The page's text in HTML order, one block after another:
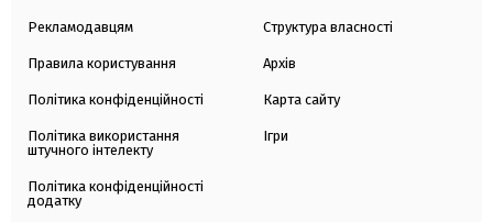
Рекламодавцям
Правила користування
Політика конфіденційності
Політика використання
штучного інтелекту
Політика конфіденційності
додатку
Структура власності
Архів
Карта сайту
Ігри